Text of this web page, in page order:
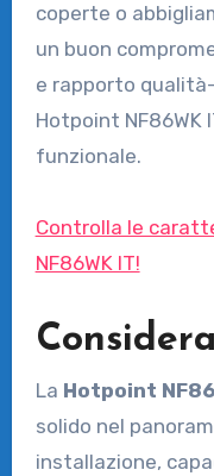
coperte o
un buon
e rapporto
Hotpoint NF86WK
funzionale.
Controlla le
NF86WK IT!
La Hotpoint
solido nel
installazione,